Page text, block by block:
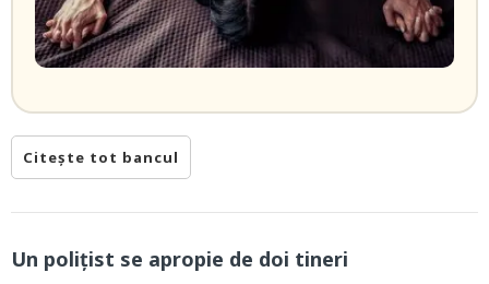
Citește tot bancul
Un polițist se apropie de doi tineri